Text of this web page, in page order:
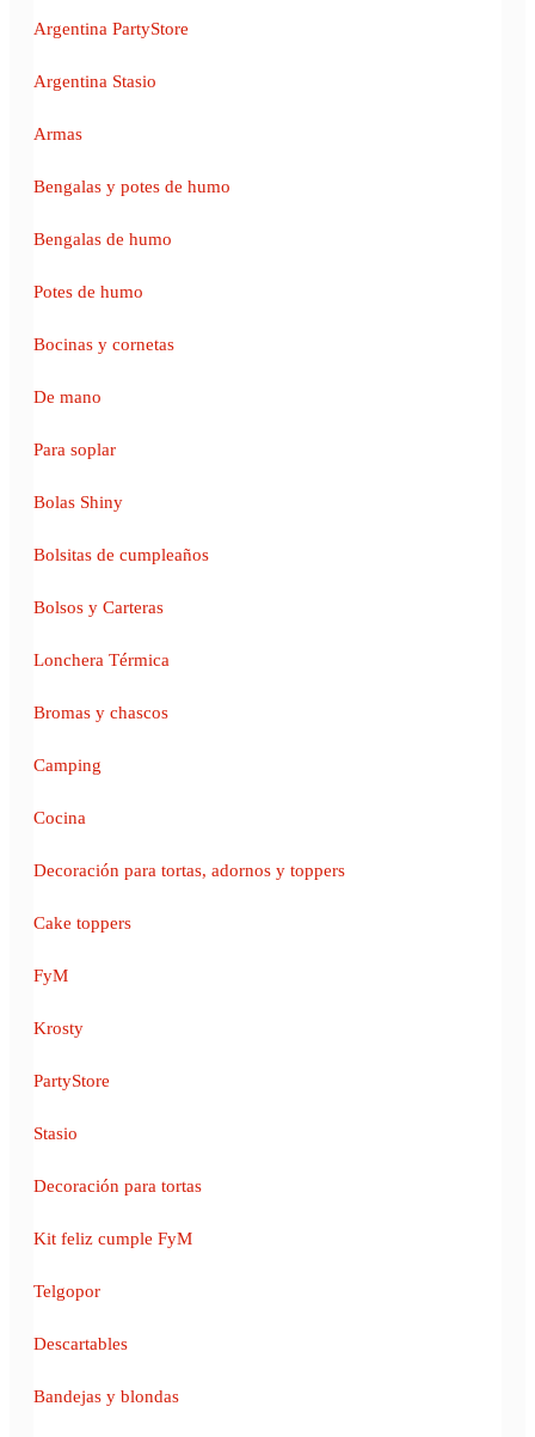
Argentina PartyStore
Argentina Stasio
Armas
Bengalas y potes de humo
Bengalas de humo
Potes de humo
Bocinas y cornetas
De mano
Para soplar
Bolas Shiny
Bolsitas de cumpleaños
Bolsos y Carteras
Lonchera Térmica
Bromas y chascos
Camping
Cocina
Decoración para tortas, adornos y toppers
Cake toppers
FyM
Krosty
PartyStore
Stasio
Decoración para tortas
Kit feliz cumple FyM
Telgopor
Descartables
Bandejas y blondas